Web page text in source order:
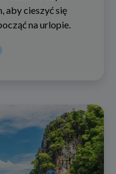
aby cieszyć się
na urlopie.